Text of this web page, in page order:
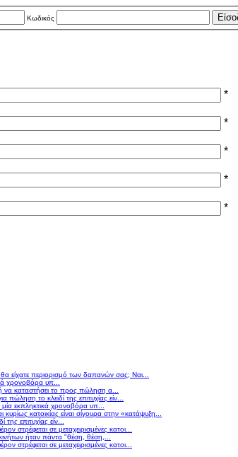
Κωδικός
*
*
*
*
*
είχατε περιορισμό των δαπανών σας; Ναι...
χρονοβόρα υπ...
να καταστήσει το προς πώληση α...
πώληση το κλειδί της επιτυχίας είν...
εκπληκτικά χρονοβόρα υπ...
κατοικίας είναι σίγουρα στην «κατάψυξη...
επιτυχίας είν...
στρέφεται σε μεταχειρισμένες κατοι...
ήταν πάντα "θέση, θέση,...
στρέφεται σε μεταχειρισμένες κατοι...